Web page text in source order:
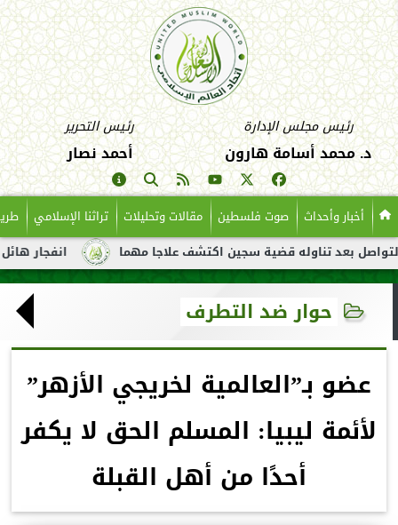
رئيس مجلس الإدارة
د. محمد أسامة هارون
رئيس التحرير
أحمد نصار
أخبار وأحداث صوت فلسطين مقالات وتحليلات تراثنا الإسلامي
انفجار هائل لناقلة تناوله قضية سجين اكتشف علاجا مهما
حوار ضد التطرف
عضو بـ”العالمية لخريجي الأزهر”
لأئمة ليبيا: المسلم الحق لا يكفر
أحدًا من أهل القبلة